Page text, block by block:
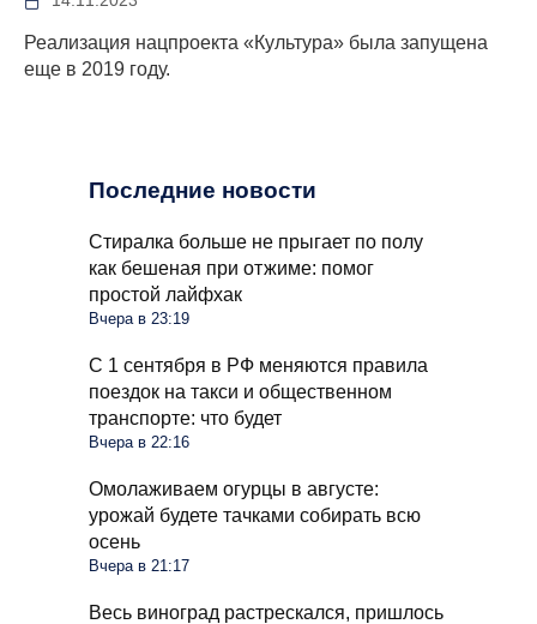
Реализация нацпроекта «Культура» была запущена
еще в 2019 году.
Последние новости
Стиралка больше не прыгает по полу
как бешеная при отжиме: помог
простой лайфхак
Вчера в 23:19
С 1 сентября в РФ меняются правила
поездок на такси и общественном
транспорте: что будет
Вчера в 22:16
Омолаживаем огурцы в августе:
урожай будете тачками собирать всю
осень
Вчера в 21:17
Весь виноград растрескался, пришлось